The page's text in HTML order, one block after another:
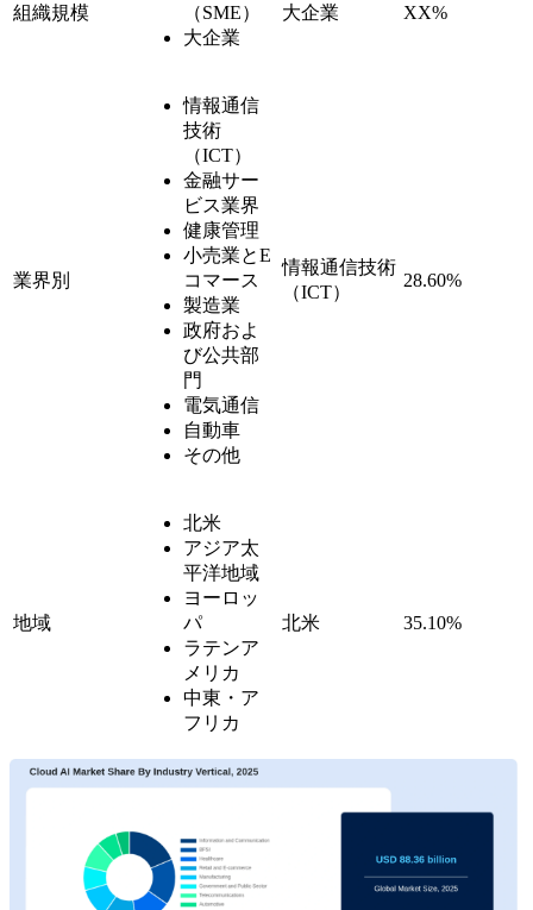
組織規模
（SME）
大企業
大企業 XX%
業界別
情報通信
技術
（ICT）
金融サー
ビス業界
健康管理
小売業とE
コマース
製造業
政府およ
び公共部
門
電気通信
自動車
その他
情報通信技術
（ICT）
28.60%
地域
北米
アジア太
平洋地域
ヨーロッ
パ
ラテンア
メリカ
中東・ア
フリカ
北米 35.10%